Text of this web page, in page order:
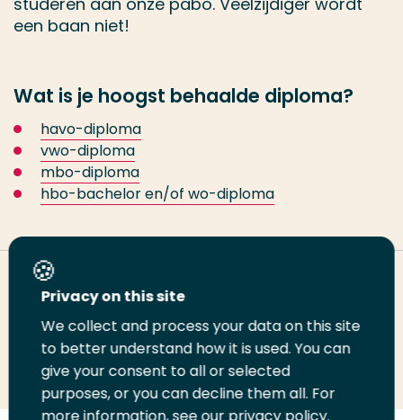
een baan niet!
Wat is je hoogst behaalde diploma?
havo-diploma
vwo-diploma
mbo-diploma
hbo-bachelor en/of wo-diploma
Deel deze pagina
Deel
LinkedIn
Deel
op
Twitter
Deel
op
Facebook
Email
deze
pagina
Print
deze
pagina
Privacy on this site
We collect and process your data on this site
to better understand how it is used. You can
give your consent to all or selected
purposes, or you can decline them all. For